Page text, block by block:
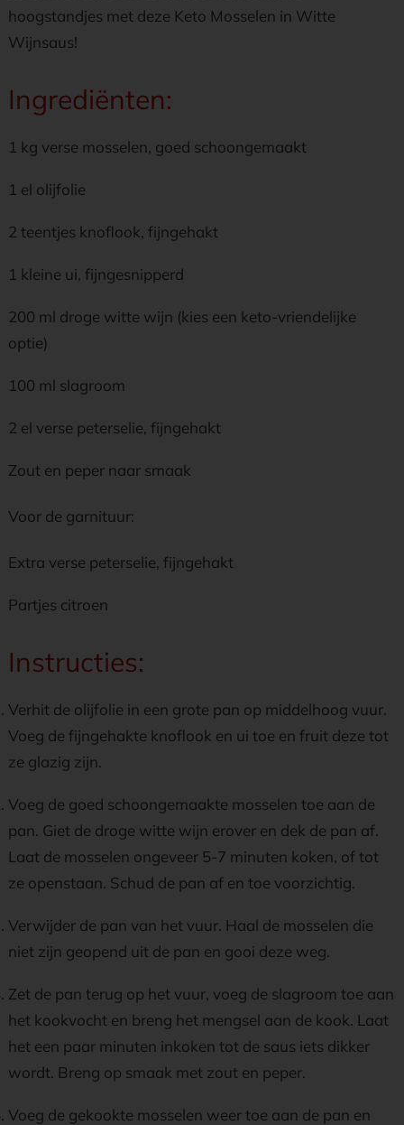
hoogstandjes met deze Keto Mosselen in Witte
Wijnsaus!
Ingrediënten:
1 kg verse mosselen, goed schoongemaakt
1 el olijfolie
2 teentjes knoflook, fijngehakt
1 kleine ui, fijngesnipperd
200 ml droge witte wijn (kies een keto-vriendelijke
optie)
100 ml slagroom
2 el verse peterselie, fijngehakt
Zout en peper naar smaak
Voor de garnituur:
Extra verse peterselie, fijngehakt
Partjes citroen
Instructies:
Verhit de olijfolie in een grote pan op middelhoog vuur.
Voeg de fijngehakte knoflook en ui toe en fruit deze tot
ze glazig zijn.
Voeg de goed schoongemaakte mosselen toe aan de
pan. Giet de droge witte wijn erover en dek de pan af.
Laat de mosselen ongeveer 5-7 minuten koken, of tot
ze openstaan. Schud de pan af en toe voorzichtig.
Verwijder de pan van het vuur. Haal de mosselen die
niet zijn geopend uit de pan en gooi deze weg.
Zet de pan terug op het vuur, voeg de slagroom toe aan
het kookvocht en breng het mengsel aan de kook. Laat
het een paar minuten inkoken tot de saus iets dikker
wordt. Breng op smaak met zout en peper.
Voeg de gekookte mosselen weer toe aan de pan en